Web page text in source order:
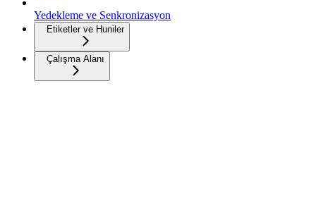
Yedekleme ve Senkronizasyon
Etiketler ve Huniler
Çalışma Alanı